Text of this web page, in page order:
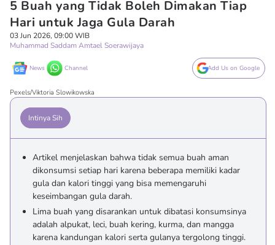
5 Buah yang Tidak Boleh Dimakan Tiap
Hari untuk Jaga Gula Darah
03 Jun 2026, 09:00 WIB
Muhammad Saddam Amtael Soerawijaya
News Channel Add Us on Google
Pexels/Viktoria Slowikowska
Intinya Sih
Artikel menjelaskan bahwa tidak semua buah aman
dikonsumsi setiap hari karena beberapa memiliki kadar
gula dan kalori tinggi yang bisa memengaruhi
keseimbangan gula darah.
Lima buah yang disarankan untuk dibatasi konsumsinya
adalah alpukat, leci, buah kering, kurma, dan mangga
karena kandungan kalori serta gulanya tergolong tinggi.